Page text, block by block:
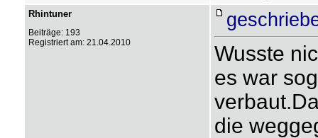
Rhintuner
Beiträge: 193
Registriert am: 21.04.2010
Wusste
es war
die